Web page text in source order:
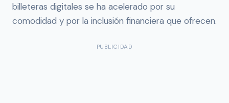
billeteras digitales se ha acelerado por su
comodidad y por la inclusión financiera que ofrecen.
PUBLICIDAD